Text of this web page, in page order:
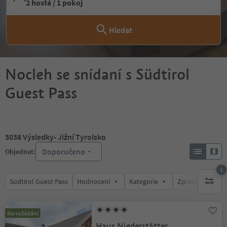
2 hosté / 1 pokoj
Hledat
Nocleh se snídaní s Südtirol
Guest Pass
3038Výsledky- Jižní Tyrolsko
Objednat: Doporučeno
Südtirol Guest Pass Hodnocení Kategorie Zpracovává
1
1
Na vyžádání